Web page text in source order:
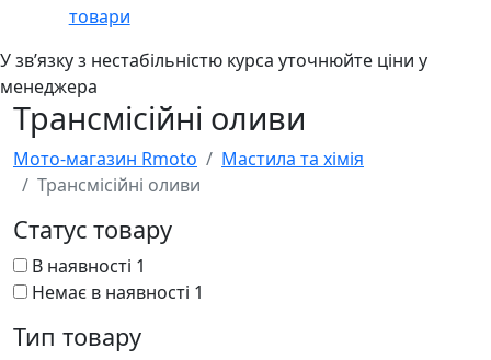
товари
У звʼязку з нестабільністю курса уточнюйте ціни у
менеджера
Трансмісійні оливи
Мото-магазин Rmoto
Мастила та хімія
Трансмісійні оливи
Статус товару
В наявності 1
Немає в наявності 1
Тип товару